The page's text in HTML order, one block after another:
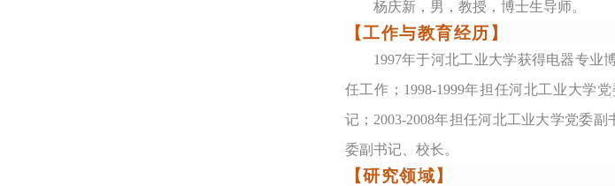
杨庆新，男，教授，博士生导师。
【工作与教育经历】
1997年于河北工业大学获得电器专业
任工作；1998-1999年担任河北工业大学
记；2003-2008年担任河北工业大学党委
委副书记、校长。
【研究领域】